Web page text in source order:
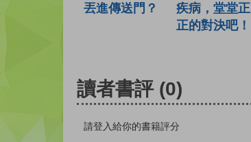
丟進傳送門？
疾病，堂堂正
正的對決吧！
讀者書評 (0)
請登入給你的書籍評分